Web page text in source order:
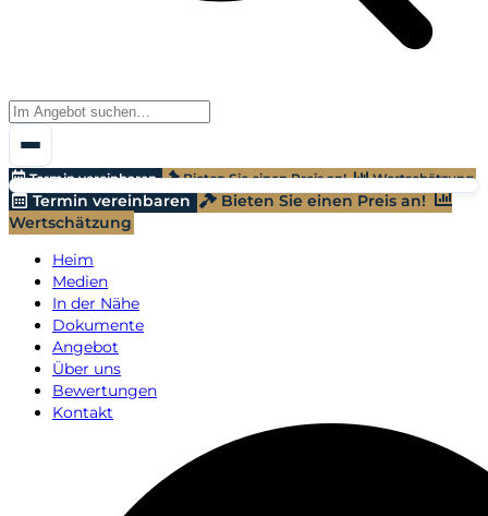
Termin vereinbaren Bieten Sie einen Preis an! Wertschätzung
Termin vereinbaren
Bieten Sie einen Preis an!
Wertschätzung
Heim
Medien
In der Nähe
Dokumente
Angebot
Über uns
Bewertungen
Kontakt